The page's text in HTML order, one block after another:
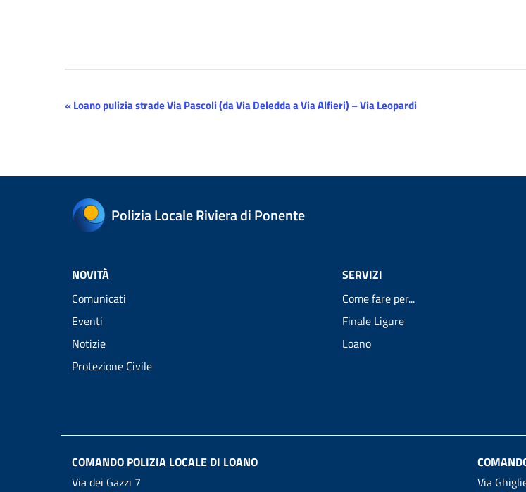
Evento
«Loano pulizia strade Via Pascoli (da Via Deledda a Via Alfieri) – Via Leopardi
Polizia Locale Riviera di Ponente
NOVITÀ
Comunicati
Eventi
Notizie
Protezione Civile
SERVIZI
Come fare per...
Finale Ligure
Loano
COMANDO POLIZIA LOCALE DI LOANO
Via dei Gazzi 7
Via